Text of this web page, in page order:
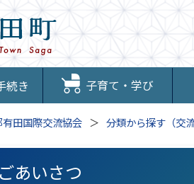
続き 子育て・学び
有田国際交流協会 分類から探す（交
あいさつ